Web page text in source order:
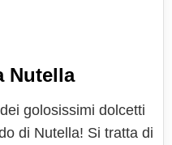
Nutella
golosissimi dolcetti
di Nutella! Si tratta di